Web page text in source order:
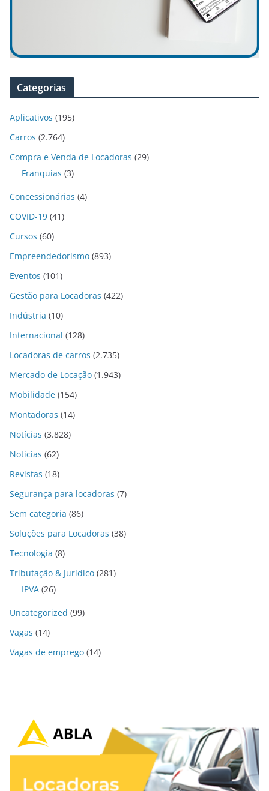
Categorias
Aplicativos (195)
Carros (2.764)
Compra e Venda de Locadoras (29)
Franquias (3)
Concessionárias (4)
COVID-19 (41)
Cursos (60)
Empreendedorismo (893)
Eventos (101)
Gestão para Locadoras (422)
Indústria (10)
Internacional (128)
Locadoras de carros (2.735)
Mercado de Locação (1.943)
Mobilidade (154)
Montadoras (14)
Notícias (3.828)
Notícias (62)
Revistas (18)
Segurança para locadoras (7)
Sem categoria (86)
Soluções para Locadoras (38)
Tecnologia (8)
Tributação & Jurídico (281)
IPVA (26)
Uncategorized (99)
Vagas (14)
Vagas de emprego (14)